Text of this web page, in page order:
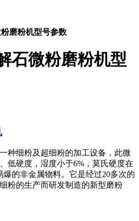
磨粉机型号参数
石微粉磨粉机型
种细粉及超细粉的加工设备，此微
低硬度，湿度小于6%，莫氏硬度在
爆的非金属物料。它是经过20多次的
粉的生产而研发制造的新型磨粉